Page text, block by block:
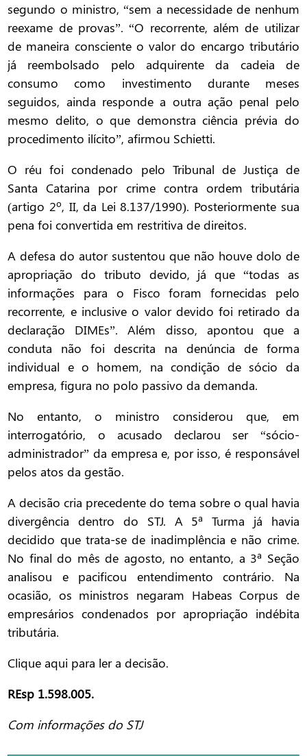
segundo o ministro, “sem a necessidade de nenhum
reexame de provas”. “O recorrente, além de utilizar
de maneira consciente o valor do encargo tributário
já reembolsado pelo adquirente da cadeia de
consumo como investimento durante meses
seguidos, ainda responde a outra ação penal pelo
mesmo delito, o que demonstra ciência prévia do
procedimento ilícito”, afirmou Schietti.
O réu foi condenado pelo Tribunal de Justiça de
Santa Catarina por crime contra ordem tributária
(artigo 2º, II, da Lei 8.137/1990). Posteriormente sua
pena foi convertida em restritiva de direitos.
A defesa do autor sustentou que não houve dolo de
apropriação do tributo devido, já que “todas as
informações para o Fisco foram fornecidas pelo
recorrente, e inclusive o valor devido foi retirado da
declaração DIMEs”. Além disso, apontou que a
conduta não foi descrita na denúncia de forma
individual e o homem, na condição de sócio da
empresa, figura no polo passivo da demanda.
No entanto, o ministro considerou que, em
interrogatório, o acusado declarou ser “sócio-
administrador” da empresa e, por isso, é responsável
pelos atos da gestão.
A decisão cria precedente do tema sobre o qual havia
divergência dentro do STJ. A 5ª Turma já havia
decidido que trata-se de inadimplência e não crime.
No final do mês de agosto, no entanto, a 3ª Seção
analisou e pacificou entendimento contrário. Na
ocasião, os ministros negaram Habeas Corpus de
empresários condenados por apropriação indébita
tributária.
Cliqueaqui para ler a decisão.
REsp 1.598.005.
Com informações do STJ